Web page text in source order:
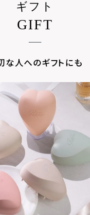
ギフト
GIFT
な人へのギフトにも